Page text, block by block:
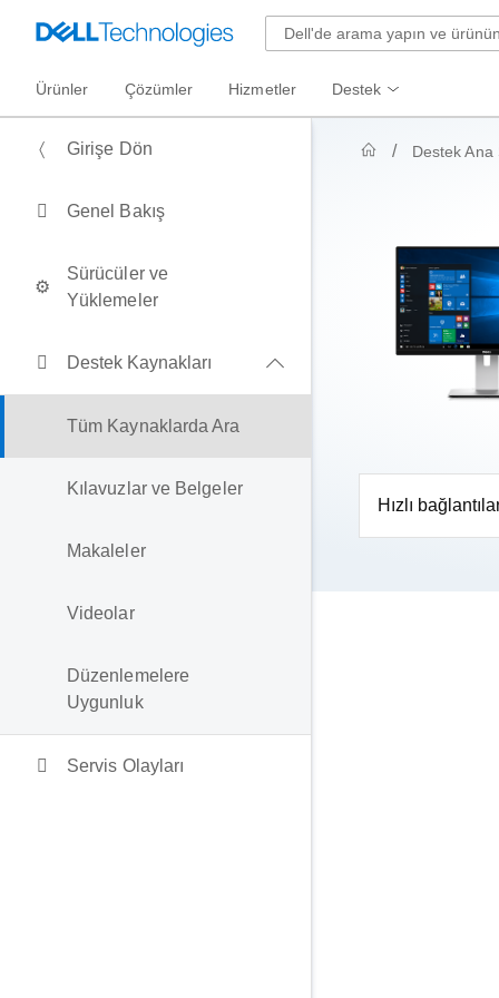
Ürünler Çözümler Hizmetler Destek
Girişe Dön
Genel Bakış
Sürücüler ve
Yüklemeler
Destek Kaynakları
Tüm Kaynaklarda Ara
Kılavuzlar ve Belgeler
Makaleler
Videolar
Düzenlemelere
Uygunluk
Servis Olayları
Destek Ana
Hızlı